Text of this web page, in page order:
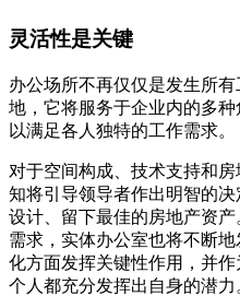
灵活性是关键
办公场所不再仅仅是发生所
地，它将服务于企业内的多
以满足各人独特的工作需求。
对于空间构成、技术支持和
知将引导领导者作出明智的
设计、留下最佳的房地产资
需求，实体办公室也将不断
化方面发挥关键性作用，并
个人都充分发挥出自身的潜力